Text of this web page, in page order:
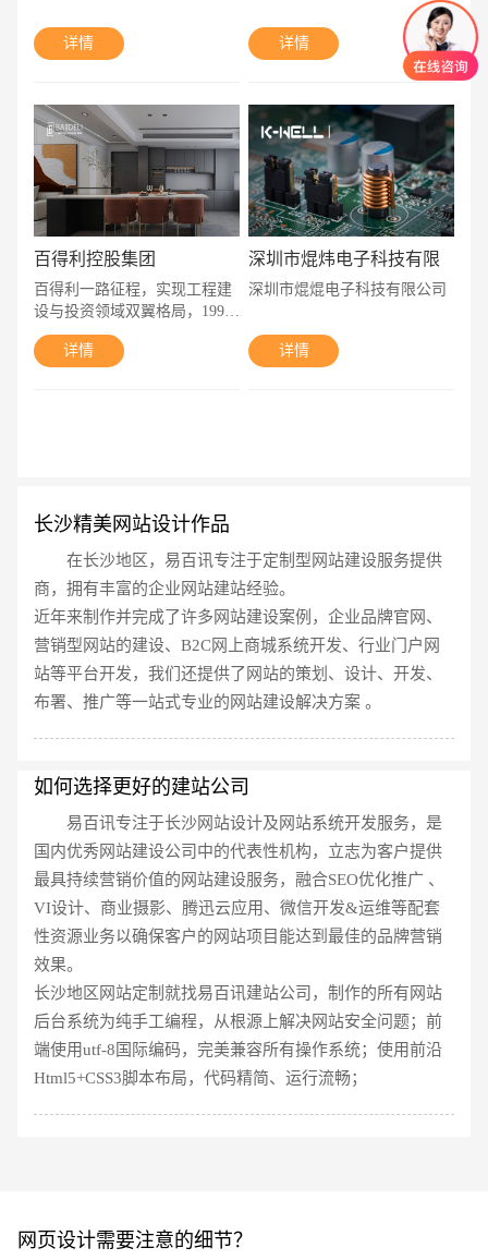
详情 详情
百得利控股集团
百得利一路征程，实现工程建
设与投资领域双翼格局，1997
年伴随香港回归盛世，百得利
控股集团萌发于空调安装行
详情
深圳市焜炜电子科技有限
公司
深圳市焜焜电子科技有限公司
详情
长沙精美网站设计作品
在长沙地区，易百讯专注于定制型网站建设服务提供
商，拥有丰富的企业网站建站经验。
近年来制作并完成了许多网站建设案例，企业品牌官网、
营销型网站的建设、B2C网上商城系统开发、行业门户网
站等平台开发，我们还提供了网站的策划、设计、开发、
布署、推广等一站式专业的网站建设解决方案 。
如何选择更好的建站公司
易百讯专注于长沙网站设计及网站系统开发服务，是
国内优秀网站建设公司中的代表性机构，立志为客户提供
最具持续营销价值的网站建设服务，融合SEO优化推广 、
VI设计、商业摄影、腾迅云应用、微信开发&运维等配套
性资源业务以确保客户的网站项目能达到最佳的品牌营销
效果。
长沙地区网站定制就找易百讯建站公司，制作的所有网站
后台系统为纯手工编程，从根源上解决网站安全问题；前
端使用utf-8国际编码，完美兼容所有操作系统；使用前沿
Html5+CSS3脚本布局，代码精简、运行流畅；
网页设计需要注意的细节？
电商及系统平台开发 · 微信小程序开发